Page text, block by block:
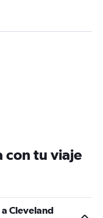
con tu viaje
Cleveland